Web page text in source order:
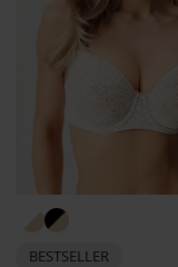
BESTSELLER